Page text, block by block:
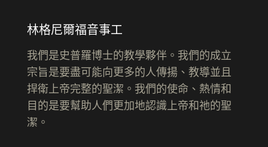
林格尼爾福音事工
我們是史普羅博士的教學夥伴。我們的成立
宗旨是要盡可能向更多的人傳揚、教導並且
捍衛上帝完整的聖潔。我們的使命、熱情和
目的是要幫助人們更加地認識上帝和祂的聖
潔。